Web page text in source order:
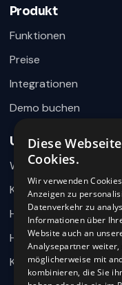
Produkt
Funktionen
Preise
Integrationen
Demo buchen
Unternehmen
Warum 360HR
Kontakt
Hilfecenter
HR-Wissen
Karriere
Wie
Diese
Cookies.
Wir verwenden
Anzeigen zu
Datenverkehr zu
Informationen über
Website auch an
Analysepartner weiter,
möglicherweise mit
kombinieren, die Sie